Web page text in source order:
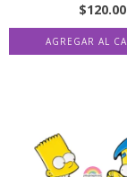
$120.00